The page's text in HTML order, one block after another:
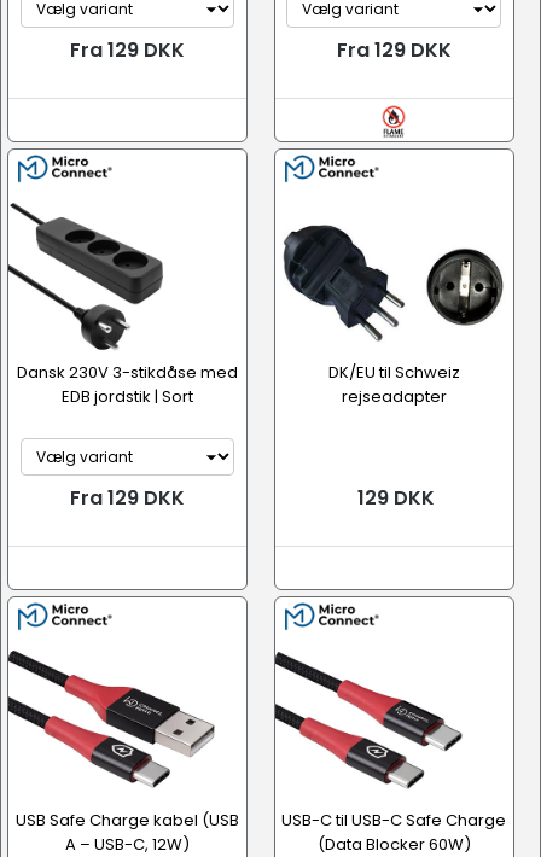
Fra 129 DKK Fra 129 DKK
Dansk 230V 3-stikdåse med
EDB jordstik | Sort
Fra 129 DKK
DK/EU til Schweiz
rejseadapter
129 DKK
USB Safe Charge kabel (USB
A – USB-C, 12W)
USB-C til USB-C Safe Charge
(Data Blocker 60W)